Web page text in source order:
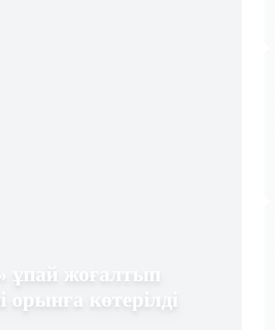
ұпай жоғалтып
орынға көтерілді